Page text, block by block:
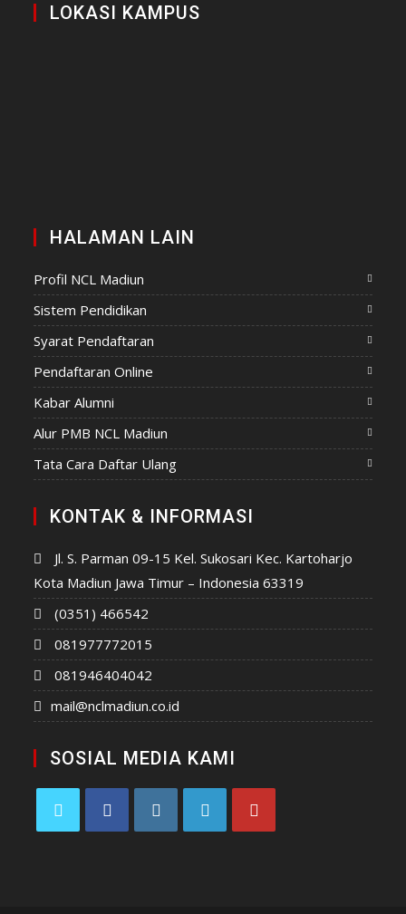
LOKASI KAMPUS
HALAMAN LAIN
Profil NCL Madiun
Sistem Pendidikan
Syarat Pendaftaran
Pendaftaran Online
Kabar Alumni
Alur PMB NCL Madiun
Tata Cara Daftar Ulang
KONTAK & INFORMASI
Jl. S. Parman 09-15 Kel. Sukosari Kec. Kartoharjo
Kota Madiun Jawa Timur – Indonesia 63319
(0351) 466542
081977772015
081946404042
mail@nclmadiun.co.id
SOSIAL MEDIA KAMI